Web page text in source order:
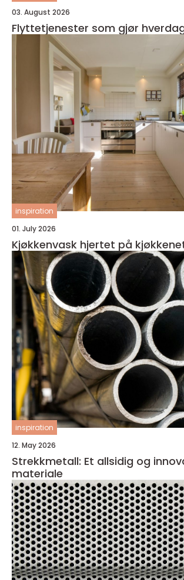
03. August 2026
Flyttetjenester som gjør
inspiration
01. July 2026
Kjøkkenvask hjertet på
inspiration
12. May 2026
Strekkmetall: Et allsidig og
materiale